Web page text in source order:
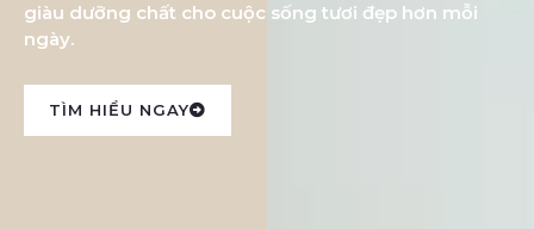
giàu dưỡng chất cho cuộc sống tươi đẹp hơn mỗi
ngày.
TÌM HIỂU NGAY